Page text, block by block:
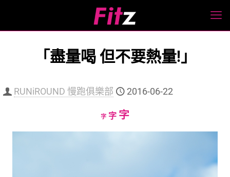
「盡量喝 但不要熱量!」
RUNiROUND 慢跑俱樂部 2016-06-22
字Decrease
字Reset
字Increase